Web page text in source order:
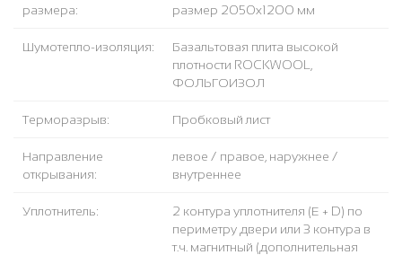
размера:
размер 2050х1200 мм
Шумотепло-изоляция:
Базальтовая плита высокой
плотности ROCKWOOL,
ФОЛЬГОИЗОЛ
Терморазрыв: Пробковый лист
Направление
открывания:
левое / правое, наружнее /
внутреннее
Уплотнитель:
2 контура уплотнителя (Е + D) по
периметру двери или 3 контура в
т.ч. магнитный (дополнительная